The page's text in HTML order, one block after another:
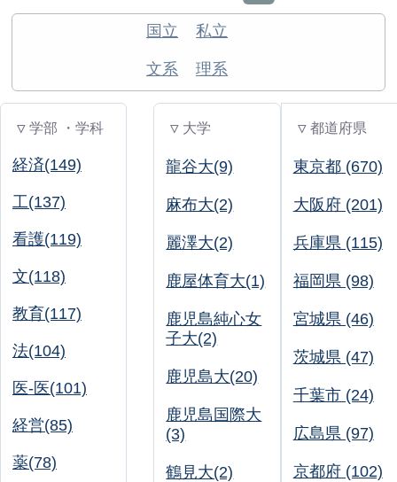
国立 私立
文系 理系
▽ 学部 ・学科
経済(149)
工(137)
看護(119)
文(118)
教育(117)
法(104)
医-医(101)
経営(85)
薬(78)
▽ 大学
龍谷大(9)
麻布大(2)
麗澤大(2)
鹿屋体育大(1)
鹿児島純心女
子大(2)
鹿児島大(20)
鹿児島国際大
(3)
鶴見大(2)
▽ 都道府県
東京都 (670)
大阪府 (201)
兵庫県 (115)
福岡県 (98)
宮城県 (46)
茨城県 (47)
千葉市 (24)
広島県 (97)
京都府 (102)